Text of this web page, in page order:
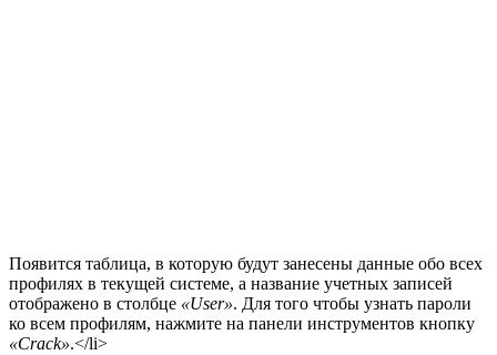
Появится таблица, в которую будут занесены данные обо всех
профилях в текущей системе, а название учетных записей
отображено в столбце «User». Для того чтобы узнать пароли
ко всем профилям, нажмите на панели инструментов кнопку
«Crack».</li>